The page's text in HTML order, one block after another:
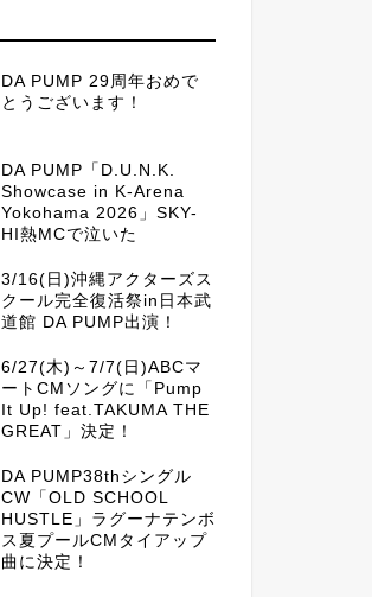
DA PUMP 29周年おめで
とうございます！
DA PUMP「D.U.N.K.
Showcase in K-Arena
Yokohama 2026」SKY-
HI熱MCで泣いた
3/16(日)沖縄アクターズス
クール完全復活祭in日本武
道館 DA PUMP出演！
6/27(木)～7/7(日)ABCマ
ートCMソングに「Pump
It Up! feat.TAKUMA THE
GREAT」決定！
DA PUMP38thシングル
CW「OLD SCHOOL
HUSTLE」ラグーナテンボ
ス夏プールCMタイアップ
曲に決定！